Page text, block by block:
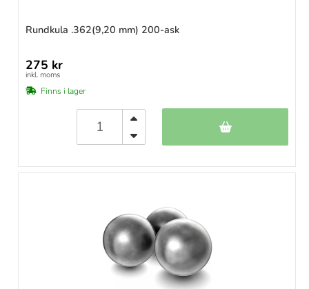
Rundkula .362(9,20 mm) 200-ask
275 kr
inkl. moms
Finns i lager